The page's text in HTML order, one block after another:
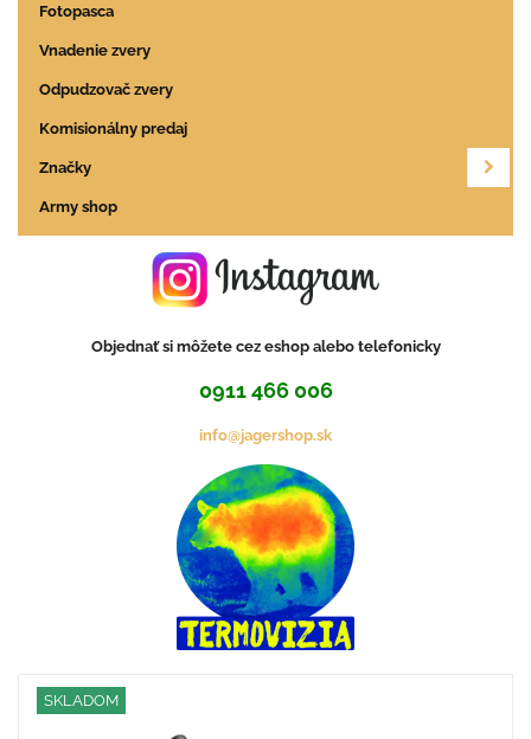
Fotopasca
Vnadenie zvery
Odpudzovač zvery
Komisionálny predaj
Značky
Army shop
Objednať si môžete cez eshop alebo telefonicky
0911 466 006
info@jagershop.sk
SKLADOM